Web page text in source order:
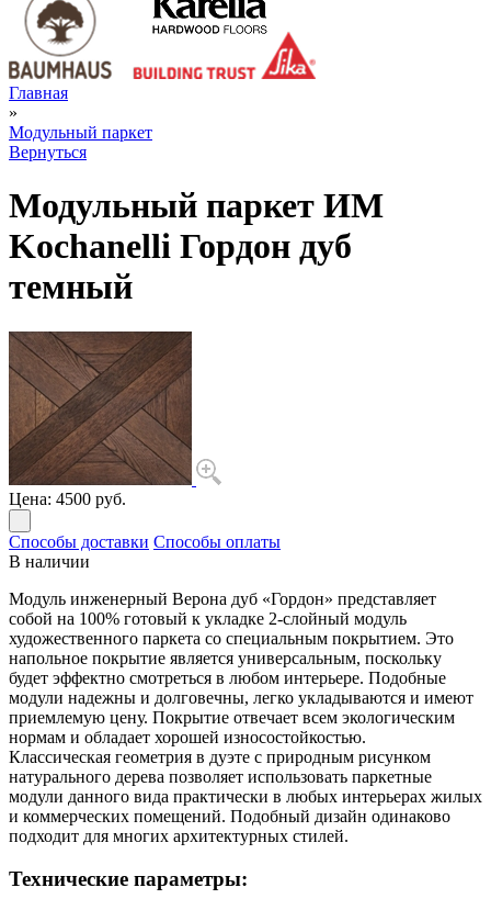
Главная
»
Модульный паркет
Вернуться
Модульный паркет ИМ
Kochanelli Гордон дуб
темный
Цена: 4500 руб.
Способы доставки Способы оплаты
В наличии
Модуль инженерный Верона дуб «Гордон» представляет
собой на 100% готовый к укладке 2-слойный модуль
художественного паркета со специальным покрытием. Это
напольное покрытие является универсальным, поскольку
будет эффектно смотреться в любом интерьере. Подобные
модули надежны и долговечны, легко укладываются и имеют
приемлемую цену. Покрытие отвечает всем экологическим
нормам и обладает хорошей износостойкостью.
Классическая геометрия в дуэте с природным рисунком
натурального дерева позволяет использовать паркетные
модули данного вида практически в любых интерьерах жилых
и коммерческих помещений. Подобный дизайн одинаково
подходит для многих архитектурных стилей.
Технические параметры: